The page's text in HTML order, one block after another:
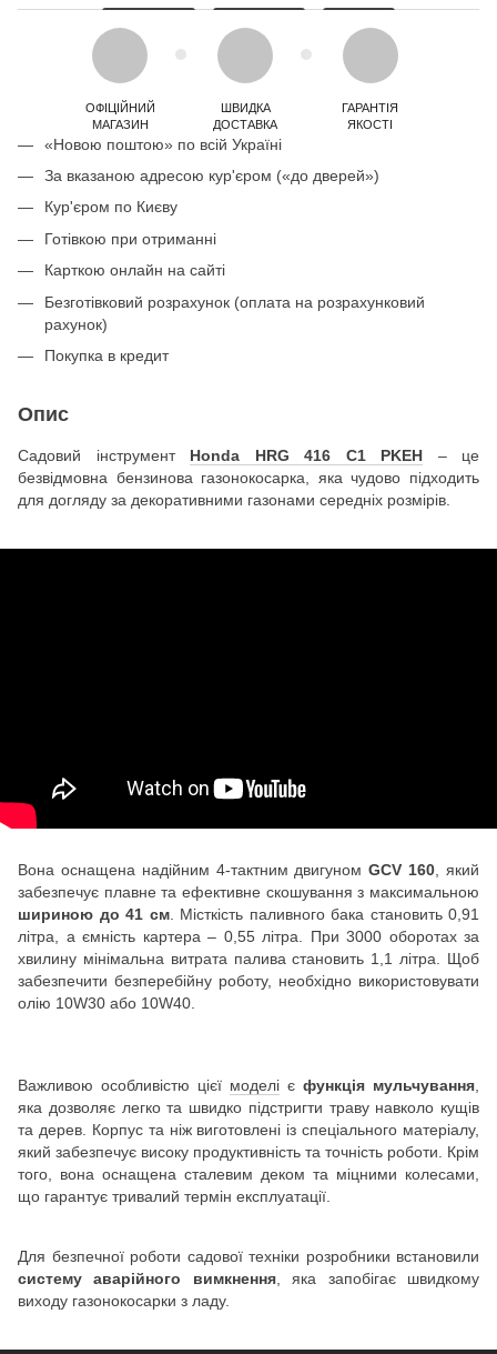
ОФІЦІЙНИЙ
МАГАЗИН
ШВИДКА
ДОСТАВКА
ГАРАНТІЯ
ЯКОСТІ
«Новою поштою» по всій Україні
За вказаною адресою кур'єром («до дверей»)
Кур'єром по Києву
Готівкою при отриманні
Карткою онлайн на сайті
Безготівковий розрахунок (оплата на розрахунковий
рахунок)
Покупка в кредит
Опис
Садовий інструмент Honda HRG 416 C1 PKEH – це
безвідмовна бензинова газонокосарка, яка чудово підходить
для догляду за декоративними газонами середніх розмірів.
Вона оснащена надійним 4-тактним двигуномGCV 160 , який
забезпечує плавне та ефективне скошування з максимальною
шириною до 41 см. Місткість паливного бака становить 0,91
літра, а ємність картера – 0,55 літра. При 3000 оборотах за
хвилину мінімальна витрата палива становить 1,1 літра. Щоб
забезпечити безперебійну роботу, необхідно використовувати
олію 10W30 або 10W40.
Важливою особливістю цієї моделі є функція мульчування
яка дозволяє легко та швидко підстригти траву навколо кущів
та дерев. Корпус та ніж виготовлені із спеціального матеріалу,
який забезпечує високу продуктивність та точність роботи. Крім
того, вона оснащена сталевим деком та міцними колесами,
що гарантує тривалий термін експлуатації.
Для безпечної роботи садової техніки розробники встановили
систему аварійного вимкнення, яка запобігає швидкому
виходу газонокосарки з ладу.